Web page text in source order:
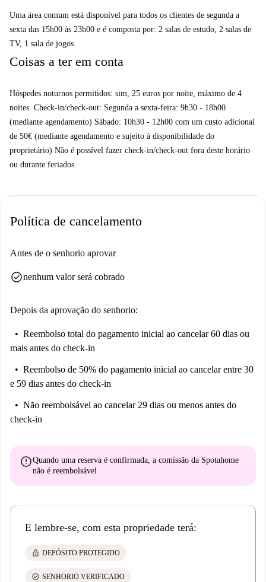
Uma área comum está disponível para todos os clientes de segunda a
sexta das 15h00 às 23h00 e é composta por: 2 salas de estudo, ⁠2 salas de
TV, 1 sala de jogos
Coisas a ter em conta
Hóspedes noturnos permitidos: sim, 25 euros por noite, máximo de 4
noites. Check-in/check-out: Segunda a sexta-feira: 9h30 - 18h00
(mediante agendamento) Sábado: 10h30 - 12h00 com um custo adicional
de 50€ (mediante agendamento e sujeito à disponibilidade do
proprietário) Não é possível fazer check-in/check-out fora deste horário
ou durante feriados.
Política de cancelamento
Antes de o senhorio aprovar
check_circlenenhum valor será cobrado
Depois da aprovação do senhorio:
Reembolso total do pagamento inicial ao cancelar 60 dias ou
mais antes do check-in
Reembolso de 50% do pagamento inicial ao cancelar entre 30
e 59 dias antes do check-in
Não reembolsável ao cancelar 29 dias ou menos antes do
check-in
errorQuando uma reserva é confirmada, a comissão da Spotahome
não é reembolsável
E lembre-se, com esta propriedade terá:
lock DEPÓSITO PROTEGIDO
check_circle SENHORIO VERIFICADO